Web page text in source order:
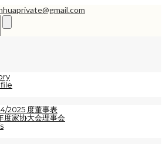
2025 度董事表
度家协大会理事会